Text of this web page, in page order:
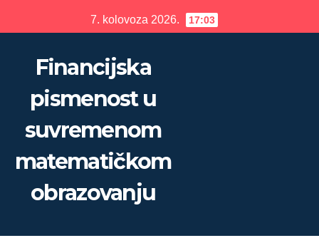
to
7. kolovoza 2026. 17:03
Financijska
pismenost u
suvremenom
matematičkom
obrazovanju